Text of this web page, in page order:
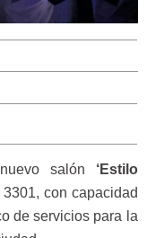
salón ‘Estilo
con capacidad
de servicios para la